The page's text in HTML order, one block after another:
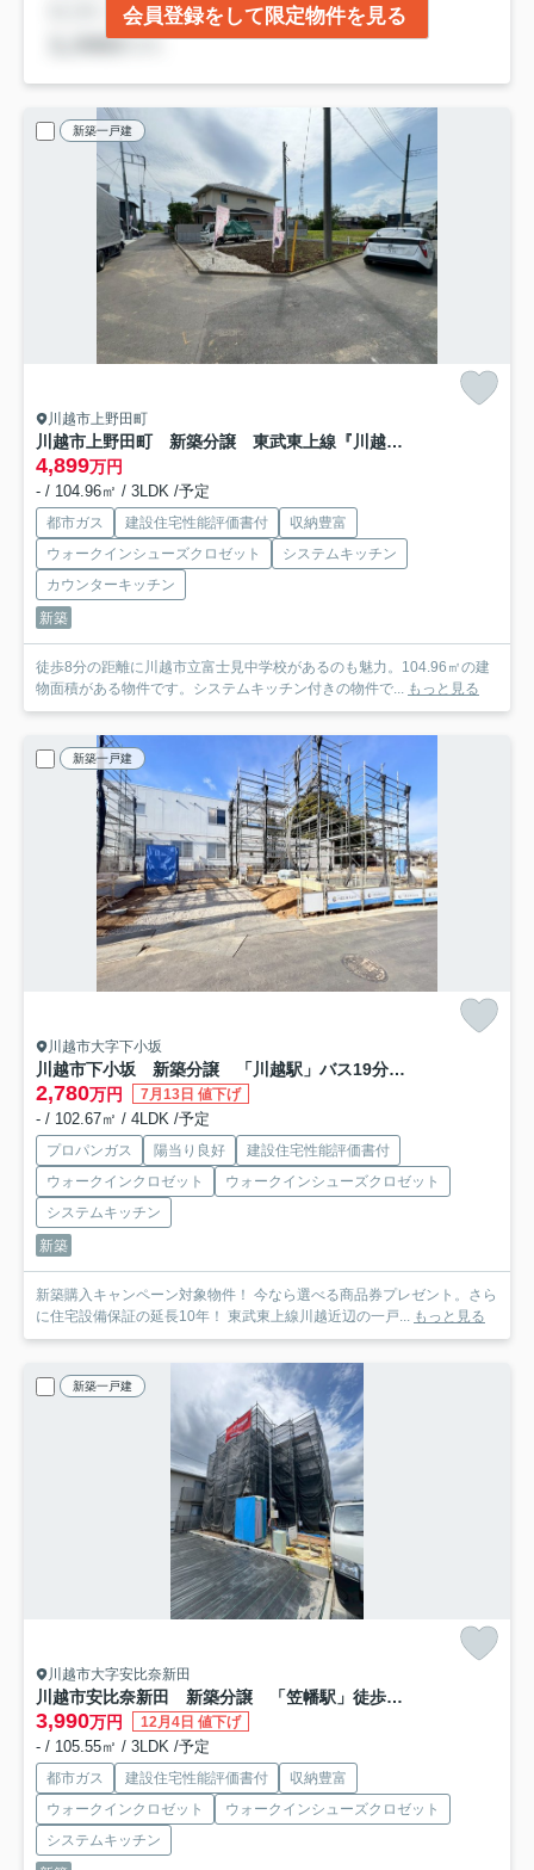
会員登録をして限定物件を見る
新築一戸建
川越市上野田町
川越市上野田町 新築分譲 東武東上線『川越市駅』徒歩11分 【泉小学区】
4,899万円
- / 104.96㎡ / 3LDK /予定
都市ガス 建設住宅性能評価書付
収納豊富
ウォークインシューズクロゼット
システムキッチン
カウンターキッチン
新築
徒歩8分の距離に川越市立富士見中学校があるのも魅力。104.96㎡の建
物面積がある物件です。システムキッチン付きの物件で... もっと見る
新築一戸建
川越市大字下小坂
川越市下小坂 新築分譲 「川越駅」バス19分 敷地64坪 【名細小学区】
2,780万円 7月13日 値下げ
- / 102.67㎡ / 4LDK /予定
プロパンガス 陽当り良好
建設住宅性能評価書付
ウォークインクロゼット
ウォークインシューズクロゼット
システムキッチン
新築
新築購入キャンペーン対象物件！ 今なら選べる商品券プレゼント。さら
に住宅設備保証の延長10年！ 東武東上線川越近辺の一戸... もっと見る
新築一戸建
川越市大字安比奈新田
川越市安比奈新田 新築分譲 「笠幡駅」徒歩21分 敷地34坪 【霞ヶ関小学区】
3,990万円 12月4日 値下げ
- / 105.55㎡ / 3LDK /予定
都市ガス 建設住宅性能評価書付
収納豊富
ウォークインクロゼット
ウォークインシューズクロゼット
システムキッチン